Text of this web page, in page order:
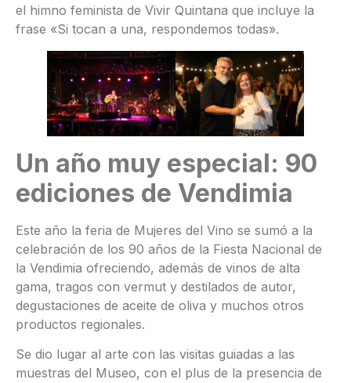
el himno feminista de Vivir Quintana que incluye la
frase «Si tocan a una, respondemos todas».
Un año muy especial: 90
ediciones de Vendimia
Este año la feria de Mujeres del Vino se sumó a la
celebración de los 90 años de la Fiesta Nacional de
la Vendimia ofreciendo, además de vinos de alta
gama, tragos con vermut y destilados de autor,
degustaciones de aceite de oliva y muchos otros
productos regionales.
Se dio lugar al arte con las visitas guiadas a las
muestras del Museo, con el plus de la presencia de